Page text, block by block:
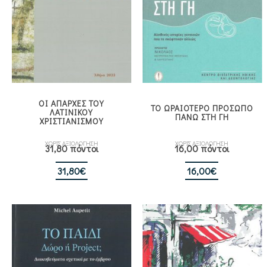
ΟΙ ΑΠΑΡΧΕΣ ΤΟΥ
ΛΑΤΙΝΙΚΟΥ
ΧΡΙΣΤΙΑΝΙΣΜΟΥ
ΧΩΡΙΣ ΑΞΙΟΛΟΓΗΣΗ
31,80 πόντοι
31,80€
ΤΟ ΩΡΑΙΟΤΕΡΟ ΠΡΟΣΩΠΟ
ΠΑΝΩ ΣΤΗ ΓΗ
ΧΩΡΙΣ ΑΞΙΟΛΟΓΗΣΗ
16,00 πόντοι
16,00€